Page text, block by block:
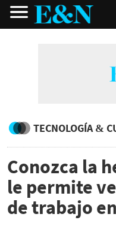
TECNOLOGÍA &
Conozca la
le permite
de trabajo